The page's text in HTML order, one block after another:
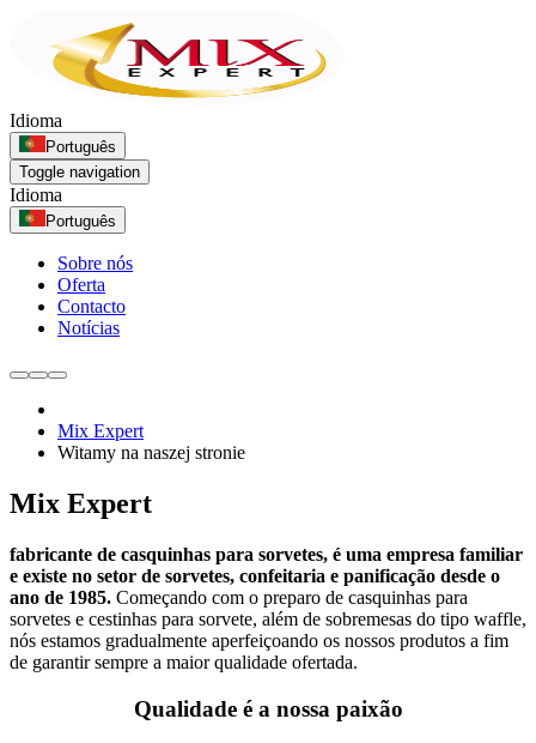
Idioma
Português
Toggle navigation
Idioma
Português
Sobre nós
Oferta
Contacto
Notícias
Mix Expert
Witamy na naszej stronie
Mix Expert
fabricante de casquinhas para sorvetes, é uma empresa familiar
e existe no setor de sorvetes, confeitaria e panificação desde o
ano de 1985. Começando com o preparo de casquinhas para
sorvetes e cestinhas para sorvete, além de sobremesas do tipo waffle,
nós estamos gradualmente aperfeiçoando os nossos produtos a fim
de garantir sempre a maior qualidade ofertada.
Qualidade é a nossa paixão